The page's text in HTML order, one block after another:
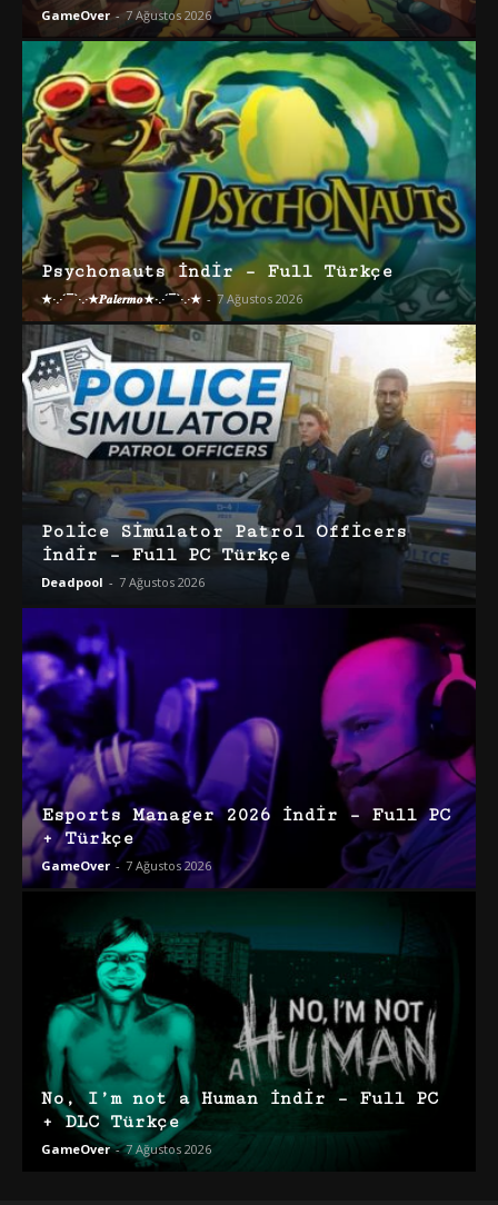
GameOver - 7 Ağustos 2026
Psychonauts İndir – Full Türkçe
★·.·´¯`·.·★𝑷𝒂𝒍𝒆𝒓𝒎𝒐★·.·´¯`·.·★ - 7 Ağustos 2026
Police Simulator Patrol Officers
İndir – Full PC Türkçe
Deadpool - 7 Ağustos 2026
Esports Manager 2026 İndir – Full PC
+ Türkçe
GameOver - 7 Ağustos 2026
No, I’m not a Human İndir – Full PC
+ DLC Türkçe
GameOver - 7 Ağustos 2026